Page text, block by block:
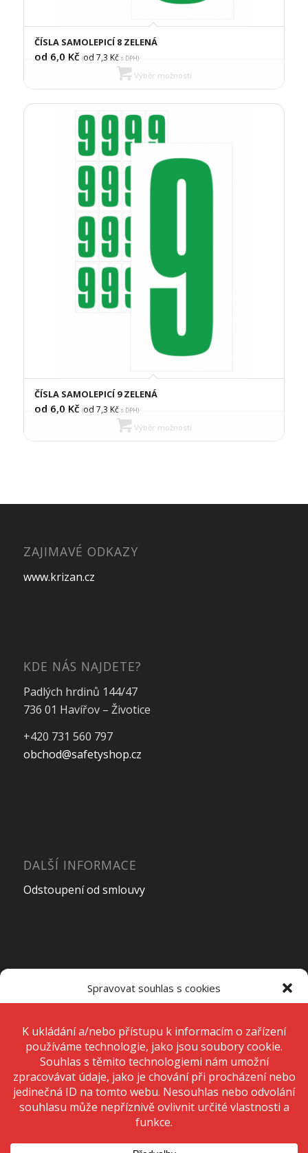
Spravovat souhlas s cookies
technologie, jako jsou soubory cookie. Děláme to, abychom zlepšili
zážitek z prohlížení a zobrazovali personalizované reklamy. Souhlas s
těmito technologiemi nám umožní zpracovávat údaje, jako je chování
při procházení nebo jedinečná ID na tomto webu. Nesouhlas nebo
odvolání souhlasu může nepříznivě ovlivnit určité vlastnosti a funkce.
Přijmout
Odmítnout
ČÍSLA SAMOLEPICÍ 8 ZELENÁ
od 6,0 Kč (od 7,3 Kčs DPH)
Výběr možností
ČÍSLA SAMOLEPICÍ 9 ZELENÁ
od 6,0 Kč (od 7,3 Kčs DPH)
Výběr možností
ZAJIMAVÉ ODKAZY
www.krizan.cz
KDE NÁS NAJDETE?
Padlých hrdinů 144/47
736 01 Havířov – Životice
+420 731 560 797
obchod@safetyshop.cz
DALŠÍ INFORMACE
Odstoupení od smlouvy
Pondělí – Pátek7:00 – 15:00
SobotaZavřeno
Neděle Zavřeno